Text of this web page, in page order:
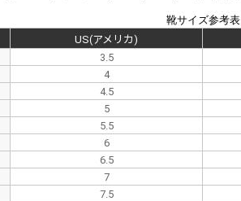
靴サイズ参考表
US(アメリカ)
3.5
4
4.5
5
5.5
6
6.5
7
7.5